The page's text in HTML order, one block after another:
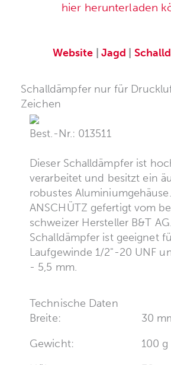
hier herunterladen
Website Jagd
Schalldämpfer nur für
Zeichen
Best.-Nr.: 013511
Dieser Schalldämpfer ist
verarbeitet und besitzt ein
robustes
ANSCHÜTZ gefertigt vom
schweizer Hersteller B&T
Schalldämpfer ist geeignet
Laufgewinde 1/2"-20 UNF
- 5,5 mm.
Technische Daten
Breite:
30
Gewicht:
100 g